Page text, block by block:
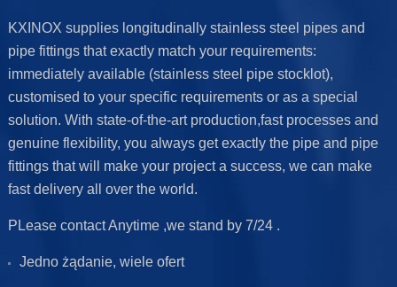
KXINOX supplies longitudinally stainless steel pipes and
pipe fittings that exactly match your requirements:
immediately available (stainless steel pipe stocklot),
customised to your specific requirements or as a special
solution. With state-of-the-art production,fast processes and
genuine flexibility, you always get exactly the pipe and pipe
fittings that will make your project a success, we can make
fast delivery all over the world.
PLease contact Anytime ,we stand by 7/24 .
Jedno żądanie, wiele ofert